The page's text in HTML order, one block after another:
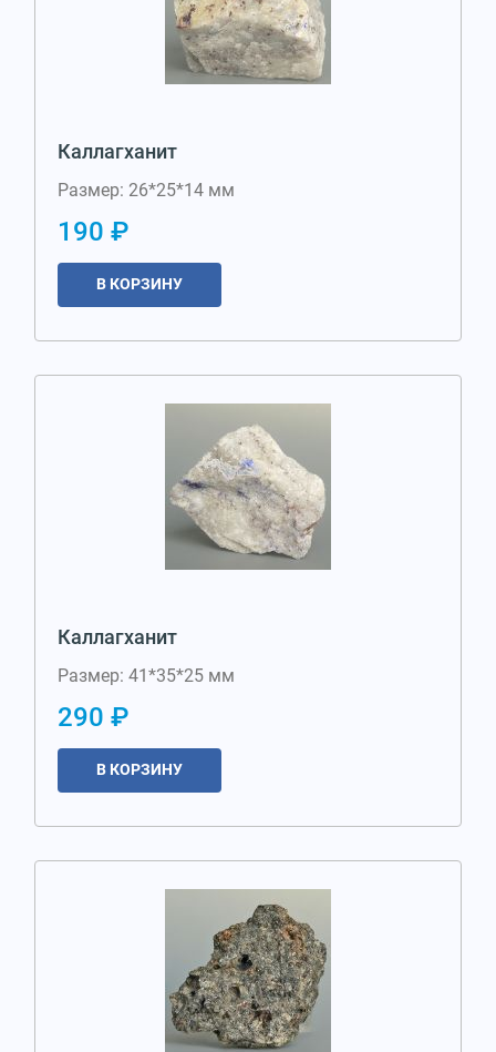
Каллагханит
Размер: 26*25*14 мм
190 ₽
В КОРЗИНУ
Каллагханит
Размер: 41*35*25 мм
290 ₽
В КОРЗИНУ